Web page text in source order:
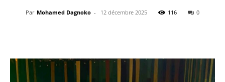
Par Mohamed Dagnoko - 12 décembre 2025 116 0